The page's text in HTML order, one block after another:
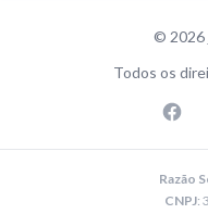
© 2026
Todos os
Razão
CNPJ: